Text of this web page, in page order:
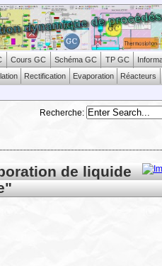
Cours GC Schéma GC TP GC
Rectification Evaporation
Réacteurs
Recherche:
de liquide